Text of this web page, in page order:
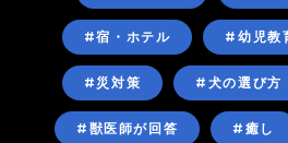
#宿・ホテル #幼児教
#災対策 #犬の選び方
#獣医師が回答 #癒し